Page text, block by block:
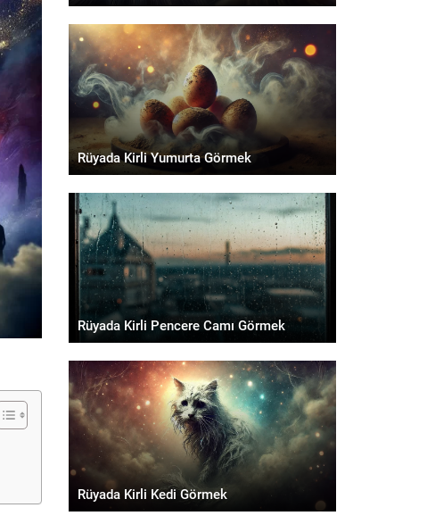
Rüyada Kirli Yumurta Görmek
Rüyada Kirli Pencere Camı Görmek
Rüyada Kirli Kedi Görmek